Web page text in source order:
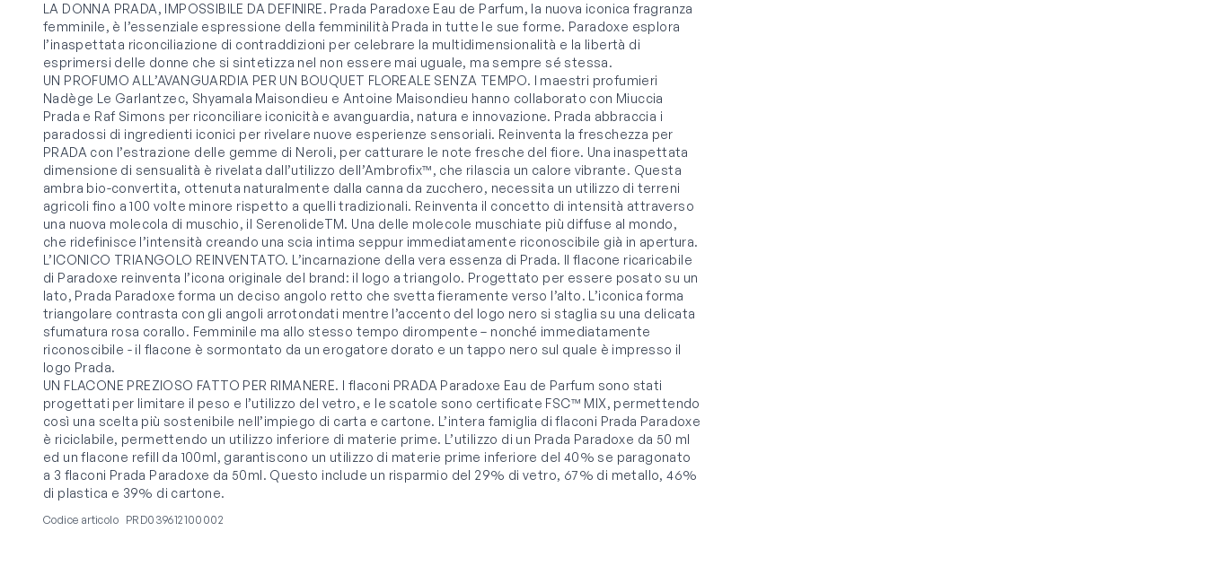
LA DONNA PRADA, IMPOSSIBILE DA DEFINIRE. Prada Paradoxe Eau de Parfum, la nuova iconica fragranza
femminile, è l’essenziale espressione della femminilità Prada in tutte le sue forme. Paradoxe esplora
l’inaspettata riconciliazione di contraddizioni per celebrare la multidimensionalità e la libertà di
esprimersi delle donne che si sintetizza nel non essere mai uguale, ma sempre sé stessa.
UN PROFUMO ALL’AVANGUARDIA PER UN BOUQUET FLOREALE SENZA TEMPO. I maestri profumieri
Nadège Le Garlantzec, Shyamala Maisondieu e Antoine Maisondieu hanno collaborato con Miuccia
Prada e Raf Simons per riconciliare iconicità e avanguardia, natura e innovazione. Prada abbraccia i
paradossi di ingredienti iconici per rivelare nuove esperienze sensoriali. Reinventa la freschezza per
PRADA con l’estrazione delle gemme di Neroli, per catturare le note fresche del fiore. Una inaspettata
dimensione di sensualità è rivelata dall’utilizzo dell’Ambrofix™, che rilascia un calore vibrante. Questa
ambra bio-convertita, ottenuta naturalmente dalla canna da zucchero, necessita un utilizzo di terreni
agricoli fino a 100 volte minore rispetto a quelli tradizionali. Reinventa il concetto di intensità attraverso
una nuova molecola di muschio, il SerenolideTM. Una delle molecole muschiate più diffuse al mondo,
che ridefinisce l’intensità creando una scia intima seppur immediatamente riconoscibile già in apertura.
L’ICONICO TRIANGOLO REINVENTATO. L’incarnazione della vera essenza di Prada. Il flacone ricaricabile
di Paradoxe reinventa l’icona originale del brand: il logo a triangolo. Progettato per essere posato su un
lato, Prada Paradoxe forma un deciso angolo retto che svetta fieramente verso l’alto. L’iconica forma
triangolare contrasta con gli angoli arrotondati mentre l’accento del logo nero si staglia su una delicata
sfumatura rosa corallo. Femminile ma allo stesso tempo dirompente – nonché immediatamente
riconoscibile - il flacone è sormontato da un erogatore dorato e un tappo nero sul quale è impresso il
logo Prada.
UN FLACONE PREZIOSO FATTO PER RIMANERE. I flaconi PRADA Paradoxe Eau de Parfum sono stati
progettati per limitare il peso e l’utilizzo del vetro, e le scatole sono certificate FSC™ MIX, permettendo
così una scelta più sostenibile nell’impiego di carta e cartone. L’intera famiglia di flaconi Prada Paradoxe
è riciclabile, permettendo un utilizzo inferiore di materie prime. L’utilizzo di un Prada Paradoxe da 50 ml
ed un flacone refill da 100ml, garantiscono un utilizzo di materie prime inferiore del 40% se paragonato
a 3 flaconi Prada Paradoxe da 50ml. Questo include un risparmio del 29% di vetro, 67% di metallo, 46%
di plastica e 39% di cartone.
Codice articolo PRD039612100002